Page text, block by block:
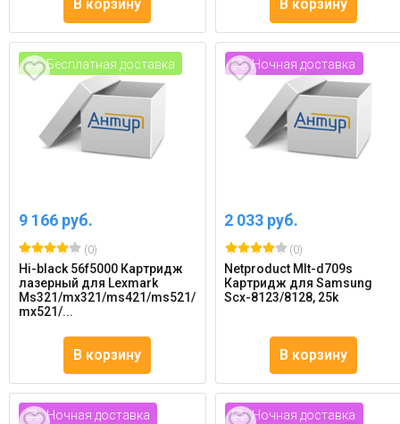
В корзину В корзину
Бесплатная доставка
9 166 руб.
(0)
Hi-black 56f5000 Картридж
лазерный для Lexmark
Ms321/mx321/ms421/ms521/
mx521/...
В корзину
Ночная доставка
2 033 руб.
(0)
Netproduct Mlt-d709s
Картридж для Samsung
Scx-8123/8128, 25k
В корзину
Ночная доставка Ночная доставка